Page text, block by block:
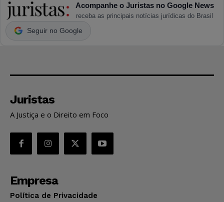
Acompanhe o Juristas no Google News
receba as principais notícias jurídicas do Brasil
Seguir no Google
Juristas
A Justiça e o Direito em Foco
Empresa
Política de Privacidade